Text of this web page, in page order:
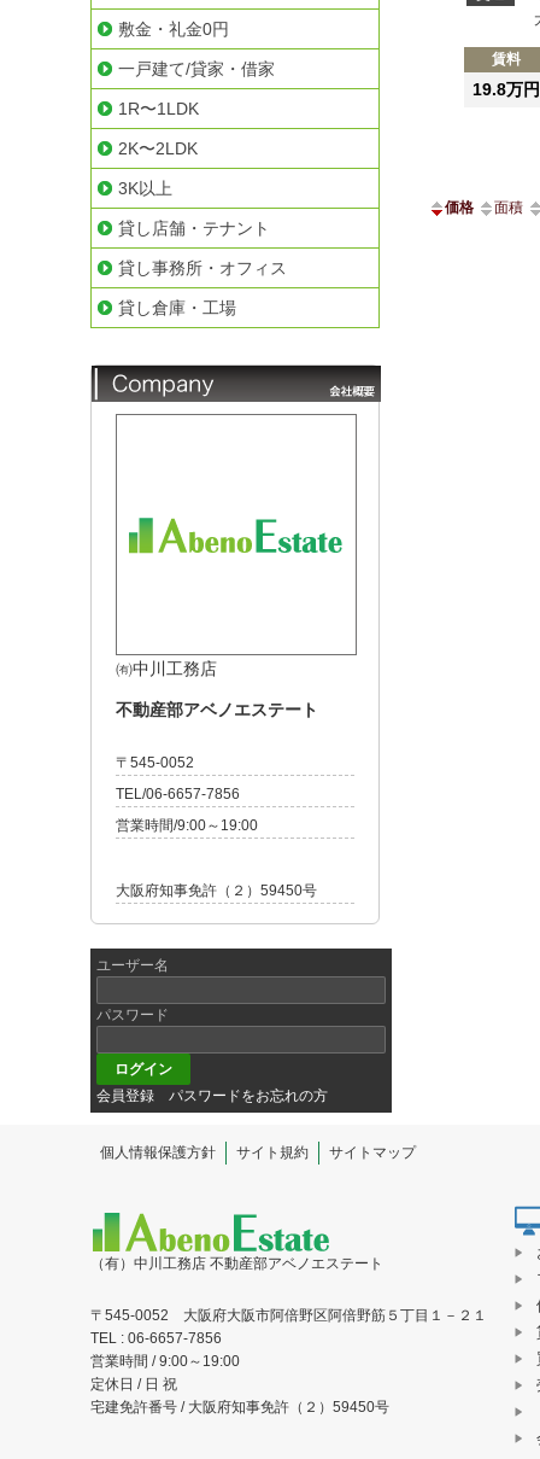
賃料
19.8万円
価格 面積
敷金・礼金0円
一戸建て/貸家・借家
1R〜1LDK
2K〜2LDK
3K以上
貸し店舗・テナント
貸し事務所・オフィス
貸し倉庫・工場
㈲中川工務店
不動産部アベノエステート
〒545-0052
TEL/06-6657-7856
営業時間/9:00～19:00
大阪府知事免許（２）59450号
ユーザー名
パスワード
会員登録 パスワードをお忘れの方
個人情報保護方針 サイト規約 サイトマップ
（有）中川工務店 不動産部アベノエステート
〒545-0052 大阪府大阪市阿倍野区阿倍野筋５丁目１－２１
TEL : 06-6657-7856
営業時間 / 9:00～19:00
定休日 / 日 祝
宅建免許番号 / 大阪府知事免許（２）59450号